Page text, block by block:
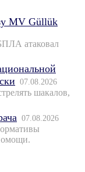
MV Güllük
атаковал
07.08.2026
шакалов,
07.08.2026